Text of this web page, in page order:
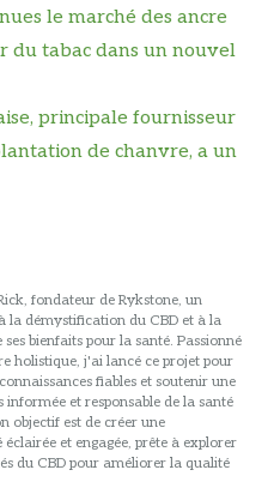
le marché des ancre
du tabac dans un nouvel
principale fournisseur
de chanvre, a un
fondateur de Rykstone, un
la démystification du CBD et à la
bienfaits pour la santé. Passionné
holistique, j'ai lancé ce projet pour
fiables et soutenir une
informée et responsable de la santé
objectif est de créer une
et engagée, prête à explorer
du CBD pour améliorer la qualité